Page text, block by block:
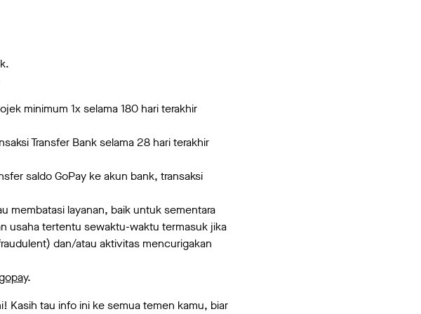
minimum 1x selama 180 hari terakhir
Transfer Bank selama 28 hari terakhir
saldo GoPay ke akun bank, transaksi
membatasi layanan, baik untuk sementara
usaha tertentu sewaktu-waktu termasuk jika
dan/atau aktivitas mencurigakan
.
Kasih tau info ini ke semua temen kamu, biar